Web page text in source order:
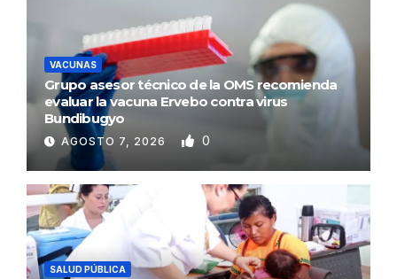
VACUNAS
Grupo asesor técnico de la OMS recomienda
evaluar la vacuna Ervebo contra virus
Bundibugyo
AGOSTO 7, 2026 0
SALUD PÚBLICA